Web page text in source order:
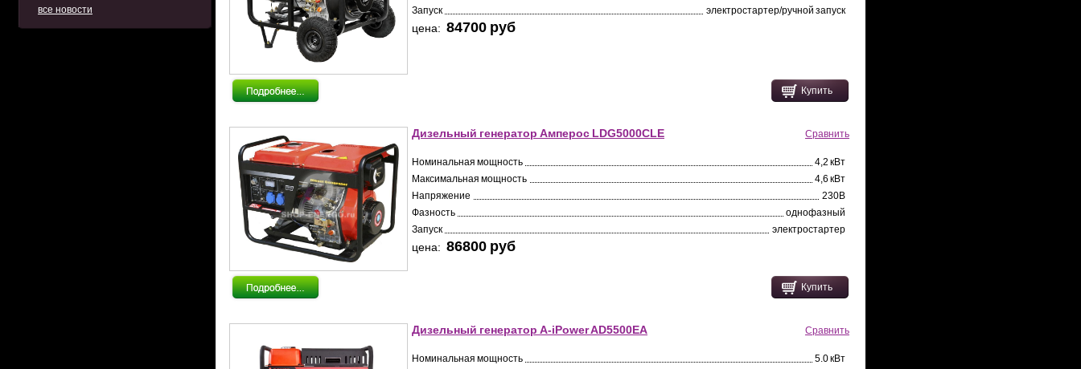
все новости
Запуск
электростартер/ручной запуск
цена: 84700 pуб
Купить
Дизельный генератор Амперос LDG5000СLE Сравнить
Номинальная мощность
4,2 кВт
Максимальная мощность
4,6 кВт
Напряжение
230В
Фазность
однофазный
Запуск
электростартер
цена: 86800 pуб
Купить
Дизельный генератор A-iPower AD5500EA Сравнить
Номинальная мощность
5.0 кВт